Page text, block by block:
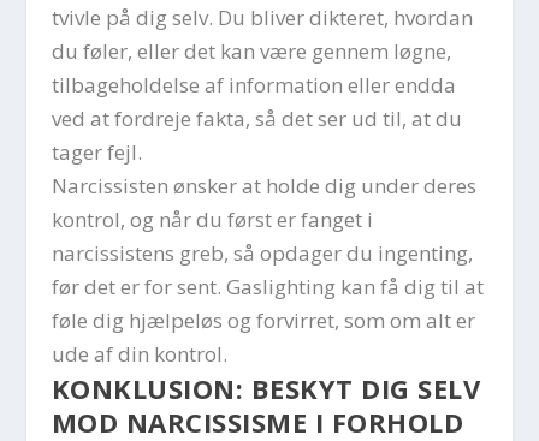
tvivle på dig selv. Du bliver dikteret, hvordan
du føler, eller det kan være gennem løgne,
tilbageholdelse af information eller endda
ved at fordreje fakta, så det ser ud til, at du
tager fejl.
Narcissisten ønsker at holde dig under deres
kontrol, og når du først er fanget i
narcissistens greb, så opdager du ingenting,
før det er for sent. Gaslighting kan få dig til at
føle dig hjælpeløs og forvirret, som om alt er
ude af din kontrol.
KONKLUSION: BESKYT DIG SELV
MOD NARCISSISME I FORHOLD